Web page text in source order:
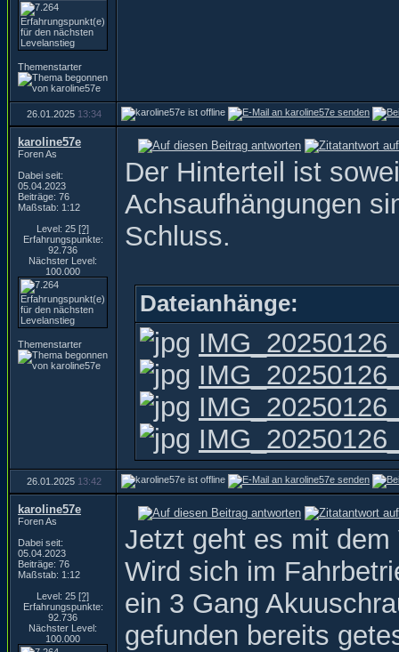
Themenstarter
26.01.2025 13:34
karoline57e
Foren As
Dabei seit:
05.04.2023
Beiträge: 76
Maßstab: 1:12
Level: 25 [?]
Erfahrungspunkte:
92.736
Nächster Level:
100.000
Themenstarter
Der Hinterteil ist
Achsaufhängungen
Schluss.
Dateianhänge:
26.01.2025 13:42
karoline57e
Foren As
Dabei seit:
05.04.2023
Beiträge: 76
Maßstab: 1:12
Level: 25 [?]
Erfahrungspunkte:
92.736
Nächster Level:
100.000
Jetzt geht es mit dem
Wird sich im
ein 3 Gang
gefunden bereits